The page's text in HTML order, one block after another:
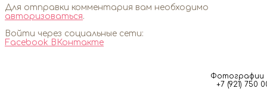
Для отправки комментария вам необходимо
авторизоваться.
Войти через социальные сети:
Facebook ВКонтакте
Фотографии
+7 (921) 750